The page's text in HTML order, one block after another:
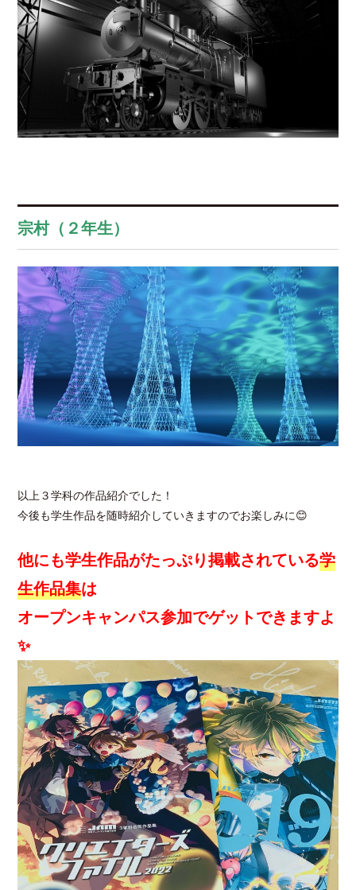
宗村（２年生）
以上３学科の作品紹介でした！
今後も学生作品を随時紹介していきますのでお楽しみに😊
他にも学生作品がたっぷり掲載されている学
生作品集は
オープンキャンパス参加でゲットできますよ
✨